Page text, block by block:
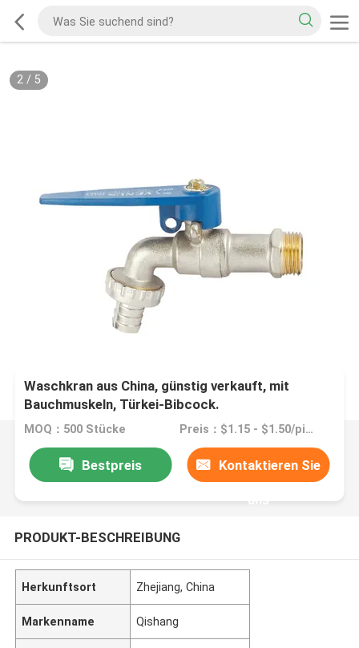
2/ 5
Waschkran aus China, günstig verkauft, mit
Bauchmuskeln, Türkei-Bibcock.
MOQ：500 Stücke Preis：$1.15 - $1.50/pieces
Bestpreis Kontaktieren Sie
uns
PRODUKT-BESCHREIBUNG
Herkunftsort Zhejiang, China
Markenname Qishang